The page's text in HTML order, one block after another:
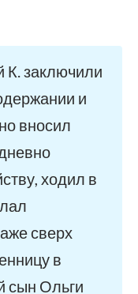
К. заключили
и
вносил
ходил в
сверх
в
сын Ольги